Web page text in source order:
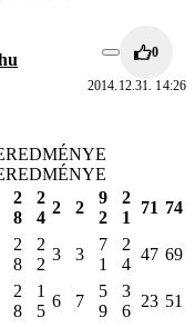
0
2014.12.31. 14:26
2
8
2
4
2 2
9
2
2
1
71 74
2
8
2
2
3 3
7
1
2
4
47 69
2
8
1
5
6 7
5
9
3
6
23 51